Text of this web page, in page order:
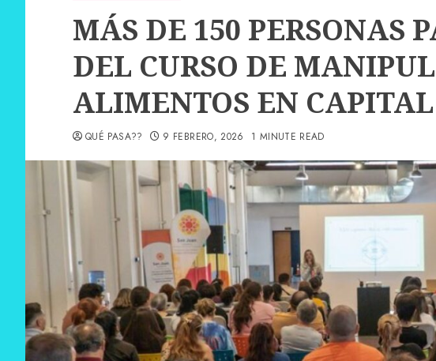
MÁS DE 150 PERSONAS
DEL CURSO DE
ALIMENTOS EN CAPITAL
QUÉ PASA?? 9 FEBRERO, 2026 1 MINUTE READ